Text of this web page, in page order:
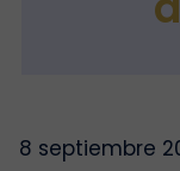
8 septiembre